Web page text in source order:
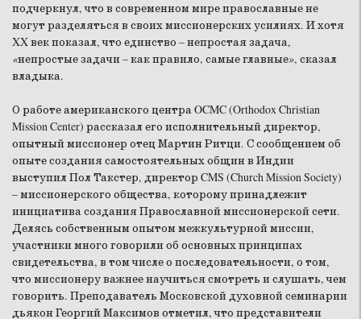
подчеркнул, что в современном мире православные не
могут разделяться в своих миссионерских усилиях. И хотя
XX век показал, что единство – непростая задача,
«непростые задачи – как правило, самые главные», сказал
владыка.
О работе американского центра OCMC (Orthodox Christian
Mission Center) рассказал его исполнительный директор,
опытный миссионер отец Мартин Ритци. С сообщением об
опыте создания самостоятельных общин в Индии
выступил Пол Такстер, директор CMS (Church Mission Society)
– миссионерского общества, которому принадлежит
инициатива создания Православной миссионерской сети.
Делясь собственным опытом межкультурной миссии,
участники много говорили об основных принципах
свидетельства, в том числе о последовательности, о том,
что миссионеру важнее научиться смотреть и слушать, чем
говорить. Преподаватель Московской духовной семинарии
дьякон Георгий Максимов отметил, что представители